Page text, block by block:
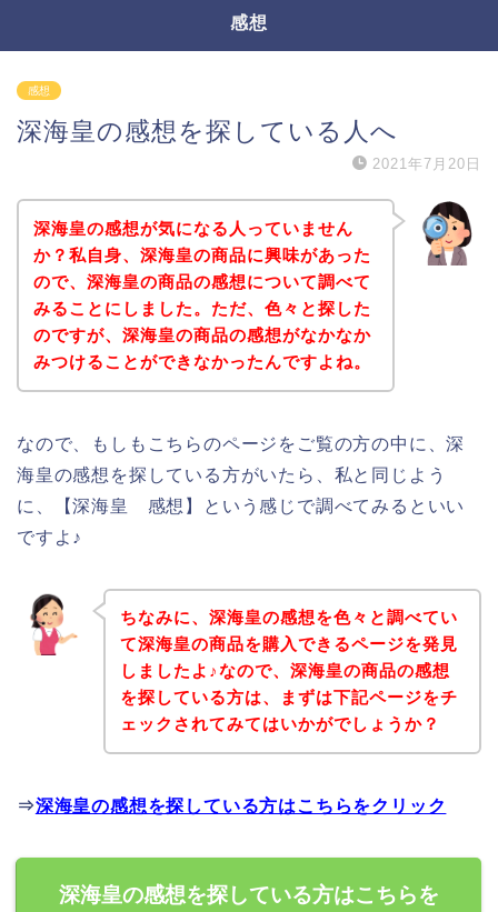
感想
感想
深海皇の感想を探している人へ
2021年7月20日
深海皇の感想が気になる人っていません
か？私自身、深海皇の商品に興味があった
ので、深海皇の商品の感想について調べて
みることにしました。ただ、色々と探した
のですが、深海皇の商品の感想がなかなか
みつけることができなかったんですよね。
なので、もしもこちらのページをご覧の方の中に、深
海皇の感想を探している方がいたら、私と同じよう
に、【深海皇 感想】という感じで調べてみるといい
ですよ♪
ちなみに、深海皇の感想を色々と調べてい
て深海皇の商品を購入できるページを発見
しましたよ♪なので、深海皇の商品の感想
を探している方は、まずは下記ページをチ
ェックされてみてはいかがでしょうか？
⇒深海皇の感想を探している方はこちらをクリック
深海皇の感想を探している方はこちらを